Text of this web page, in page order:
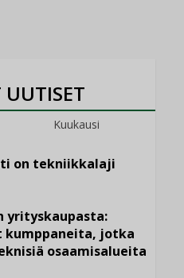
Kuukausi
on tekniikkalaji
yrityskaupasta:
kumppaneita, jotka
osaamisalueita